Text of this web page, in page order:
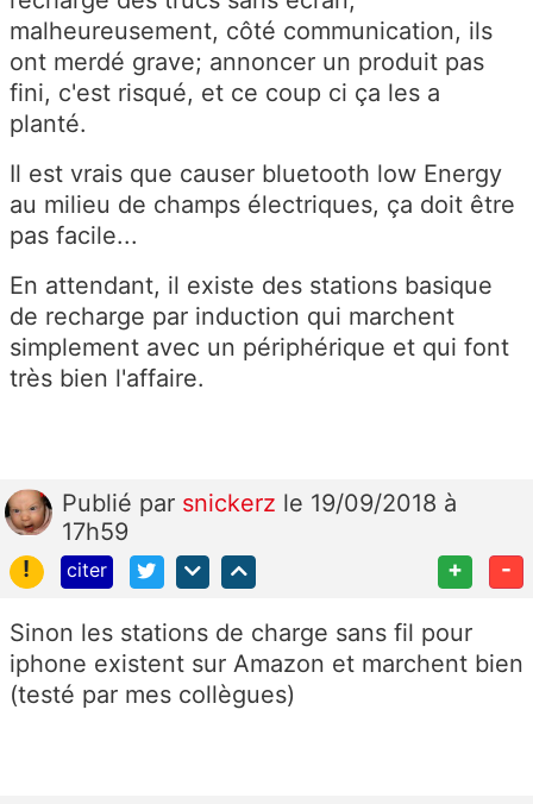
malheureusement, côté communication, ils
ont merdé grave; annoncer un produit pas
fini, c'est risqué, et ce coup ci ça les a
planté.
Il est vrais que causer bluetooth low Energy
au milieu de champs électriques, ça doit être
pas facile...
En attendant, il existe des stations basique
de recharge par induction qui marchent
simplement avec un périphérique et qui font
très bien l'affaire.
Publié par snickerz le 19/09/2018 à
17h59
!
citer + -
Sinon les stations de charge sans fil pour
iphone existent sur Amazon et marchent bien
(testé par mes collègues)